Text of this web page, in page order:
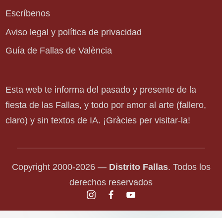
Escríbenos
Aviso legal y política de privacidad
Guía de Fallas de València
Esta web te informa del pasado y presente de la
fiesta de las Fallas, y todo por amor al arte (fallero,
claro) y sin textos de IA. ¡Gràcies per visitar-la!
Copyright 2000-2026 — Distrito Fallas. Todos los
derechos reservados
instagram.com
facebook.com
youtube.com